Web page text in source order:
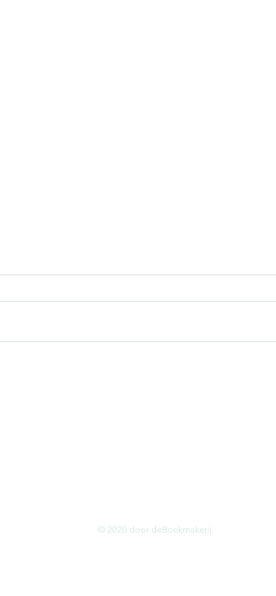
© 2020 door deBoekmakerij.